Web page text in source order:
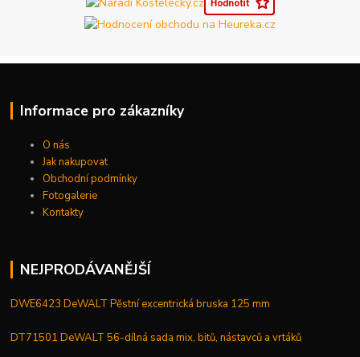
Informace pro zákazníky
O nás
Jak nakupovat
Obchodní podmínky
Fotogalerie
Kontakty
NEJPRODÁVANĚJŠÍ
DWE6423 DeWALT Pěstní excentrická bruska 125 mm
DT71501 DeWALT 56-dílná sada mix, bitů, nástavců a vrtáků